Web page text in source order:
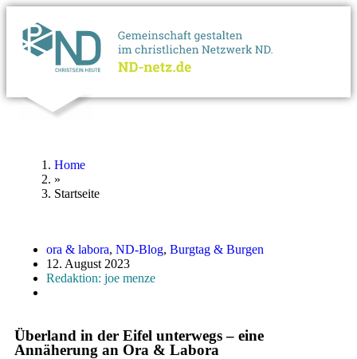
Home
»
Startseite
ora & labora, ND-Blog, Burgtag & Burgen
12. August 2023
Redaktion: joe menze
Überland in der Eifel unterwegs – eine
Annäherung an Ora & Labora